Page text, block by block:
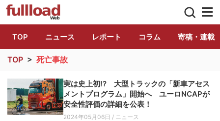
トラック総合情報誌「フルロード」公式
TOP ニュース レポート コラム 寄稿・連載
TOP > 死亡事故
実は史上初!? 大型トラックの「新車アセス
メントプログラム」開始へ ユーロNCAPが
安全性評価の詳細を公表！
2024年05月06日 / ニュース